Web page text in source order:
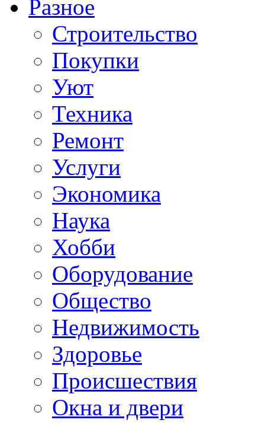
Разное
Строительство
Покупки
Уют
Техника
Ремонт
Услуги
Экономика
Наука
Хобби
Оборудование
Общество
Недвижимость
Здоровье
Происшествия
Окна и двери